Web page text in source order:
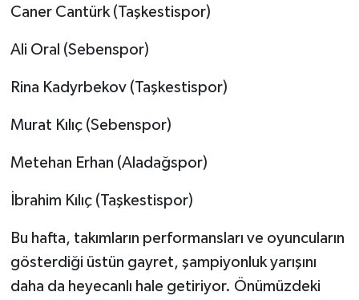
Caner Cantürk (Taşkestispor)
Ali Oral (Sebenspor)
Rina Kadyrbekov (Taşkestispor)
Murat Kılıç (Sebenspor)
Metehan Erhan (Aladağspor)
İbrahim Kılıç (Taşkestispor)
Bu hafta, takımların performansları ve oyuncuların
gösterdiği üstün gayret, şampiyonluk yarışını
daha da heyecanlı hale getiriyor. Önümüzdeki